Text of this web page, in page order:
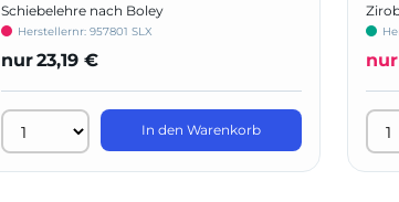
Schiebelehre nach Boley
Herstellernr: 957801 SLX
nur23,19 €
In den Warenkorb
nur